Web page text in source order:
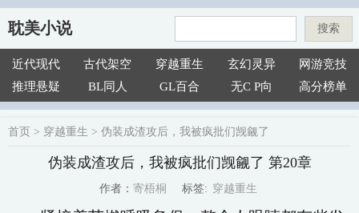
耽美小说 搜索
近代现代 古代架空 穿越重生 玄幻灵异
网游竞技
推理悬疑
BL同人 GL百合 无C P向 高分榜单
首页 > 穿越重生 > 伪装成渣攻后，我被疯批们觊觎了
伪装成渣攻后，我被疯批们觊觎了 第20章
作者： 寄梧桐 标签: 穿越重生